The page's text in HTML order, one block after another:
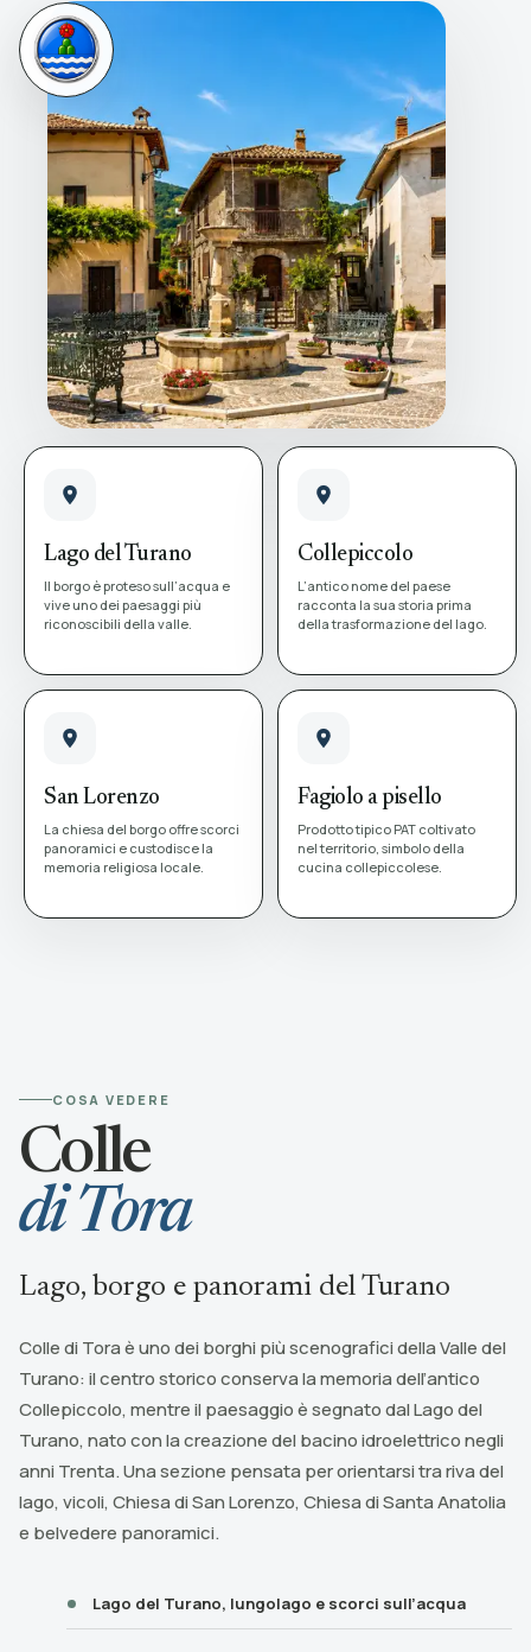
Lago del Turano
Il borgo è proteso sull’acqua e
vive uno dei paesaggi più
riconoscibili della valle.
Collepiccolo
L’antico nome del paese
racconta la sua storia prima
della trasformazione del lago.
San Lorenzo
La chiesa del borgo offre scorci
panoramici e custodisce la
memoria religiosa locale.
Fagiolo a pisello
Prodotto tipico PAT coltivato
nel territorio, simbolo della
cucina collepiccolese.
COSA VEDERE
Colle
di Tora
Lago, borgo e panorami del Turano
Colle di Tora è uno dei borghi più scenografici della Valle del
Turano: il centro storico conserva la memoria dell’antico
Collepiccolo, mentre il paesaggio è segnato dal Lago del
Turano, nato con la creazione del bacino idroelettrico negli
anni Trenta. Una sezione pensata per orientarsi tra riva del
lago, vicoli, Chiesa di San Lorenzo, Chiesa di Santa Anatolia
e belvedere panoramici.
Lago del Turano, lungolago e scorci sull’acqua